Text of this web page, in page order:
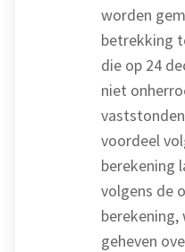
worden
betrekking
die op 24
niet
voordeel
berekening
volgens de
geheven